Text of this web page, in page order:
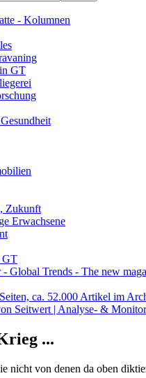
- Kolumnen
GT
Zukunft
Erwachsene
GT
- Global Trends - The new
ca. 52.000 Artikel im
...
nicht von denen da oben